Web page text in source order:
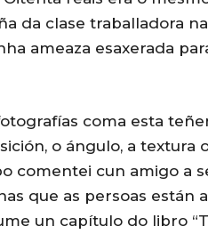
da clase traballadora
ameaza esaxerada
coma esta
o ángulo, a textura
comentei cun amigo a
que as persoas están
un capítulo do libro